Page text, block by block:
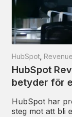
HubSpot
HubSpot
betyder för
HubSpot har
steg mot att bli